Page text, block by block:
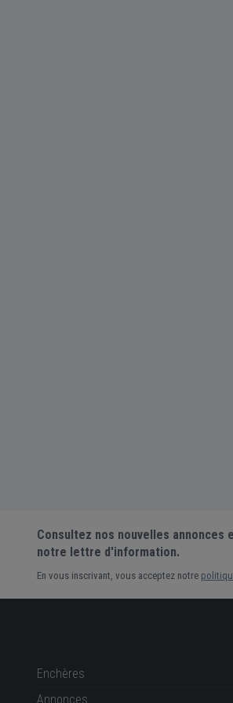
Consultez nos nouvelles annonces
notre lettre d'information.
En vous inscrivant, vous acceptez notre
Enchères
Annonces